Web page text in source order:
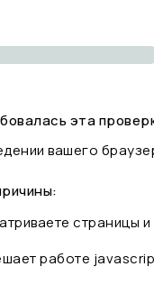
эта
вашего
страницы
работе